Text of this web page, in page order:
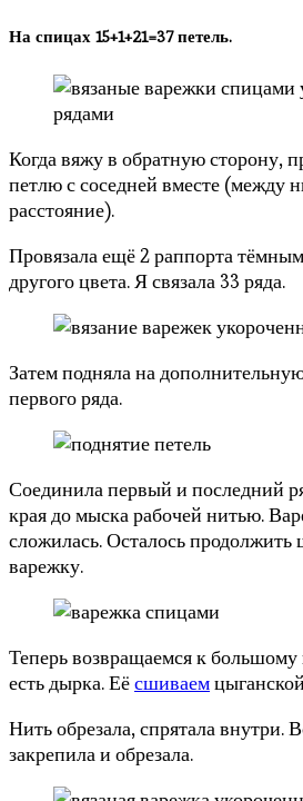
На спицах 15+1+21=37 петель.
Когда вяжу в обратную
петлю с соседней вместе (между
расстояние).
Провязала ещё 2 раппорта
другого цвета. Я связала 33 ряда.
Затем подняла на
первого ряда.
Соединила первый и последний
края до мыска рабочей нитью.
сложилась. Осталось продолжить
варежку.
Теперь возвращаемся к большому
есть дырка. Еёсшиваем
Нить обрезала, спрятала внутри.
закрепила и обрезала.